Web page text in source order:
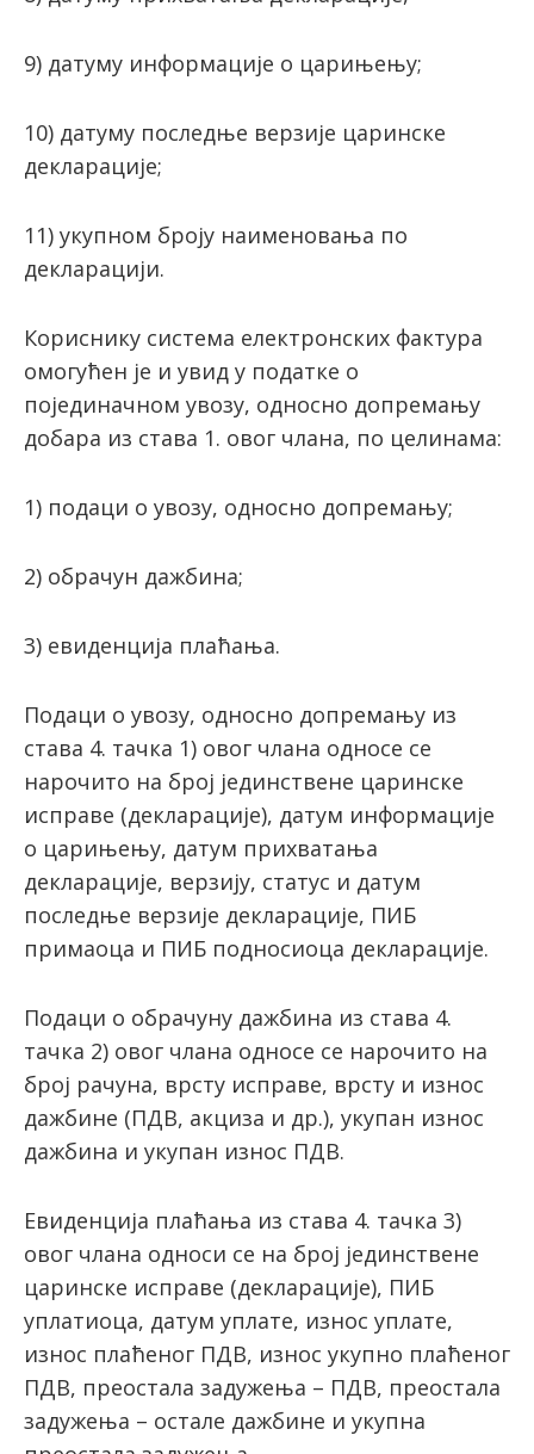
9) датуму информације о царињењу;
10) датуму последње верзије царинске
декларације;
11) укупном броју наименовања по
декларацији.
Кориснику система електронских фактура
омогућен је и увид у податке о
појединачном увозу, односно допремању
добара из става 1. овог члана, по целинама:
1) подаци о увозу, односно допремању;
2) обрачун дажбина;
3) евиденција плаћања.
Подаци о увозу, односно допремању из
става 4. тачка 1) овог члана односе се
нарочито на број јединствене царинске
исправе (декларације), датум информације
о царињењу, датум прихватања
декларације, верзију, статус и датум
последње верзије декларације, ПИБ
примаоца и ПИБ подносиоца декларације.
Подаци о обрачуну дажбина из става 4.
тачка 2) овог члана односе се нарочито на
број рачуна, врсту исправе, врсту и износ
дажбине (ПДВ, акциза и др.), укупан износ
дажбина и укупан износ ПДВ.
Евиденција плаћања из става 4. тачка 3)
овог члана односи се на број јединствене
царинске исправе (декларације), ПИБ
уплатиоца, датум уплате, износ уплате,
износ плаћеног ПДВ, износ укупно плаћеног
ПДВ, преостала задужења – ПДВ, преостала
задужења – остале дажбине и укупна